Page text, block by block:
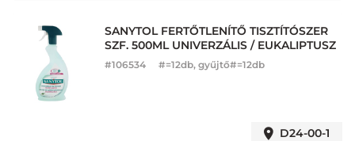
SANYTOL FERTŐTLENÍTŐ TISZTÍTÓSZER
SZF. 500ML UNIVERZÁLIS / EUKALIPTUSZ
#106534 #=12db, gyűjtő#=12db
D24-00-1